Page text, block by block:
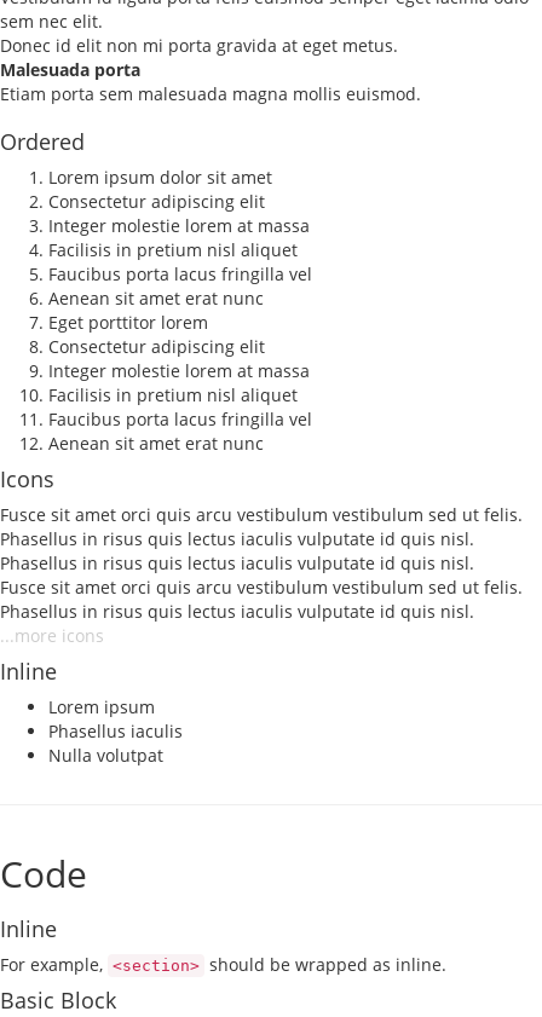
sem nec elit.
Donec id elit non mi porta gravida at eget metus.
Malesuada porta
Etiam porta sem malesuada magna mollis euismod.
Ordered
Lorem ipsum dolor sit amet
Consectetur adipiscing elit
Integer molestie lorem at massa
Facilisis in pretium nisl aliquet
Faucibus porta lacus fringilla vel
Aenean sit amet erat nunc
Eget porttitor lorem
Consectetur adipiscing elit
Integer molestie lorem at massa
Facilisis in pretium nisl aliquet
Faucibus porta lacus fringilla vel
Aenean sit amet erat nunc
Icons
Fusce sit amet orci quis arcu vestibulum vestibulum sed ut felis.
Phasellus in risus quis lectus iaculis vulputate id quis nisl.
Phasellus in risus quis lectus iaculis vulputate id quis nisl.
Fusce sit amet orci quis arcu vestibulum vestibulum sed ut felis.
Phasellus in risus quis lectus iaculis vulputate id quis nisl.
...more icons
Inline
Lorem ipsum
Phasellus iaculis
Nulla volutpat
Code
Inline
For example, <section> should be wrapped as inline.
Basic Block